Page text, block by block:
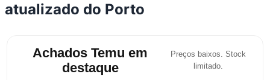
atualizado do Porto
Achados Temu em
destaque
Preços baixos. Stock
limitado.